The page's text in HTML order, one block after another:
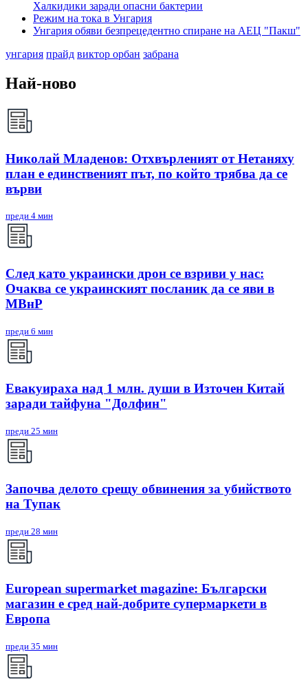
Халкидики заради опасни бактерии
Режим на тока в Унгария
Унгария обяви безпрецедентно спиране на АЕЦ "Пакш"
унгария прайд виктор орбан забрана
Най-ново
Николай Младенов: Отхвърленият от Нетаняху
план е единственият път, по който трябва да се
върви
преди 4 мин
След като украински дрон се взриви у нас:
Очаква се украинският посланик да се яви в
МВнР
преди 6 мин
Евакуираха над 1 млн. души в Източен Китай
заради тайфуна "Долфин"
преди 25 мин
Започва делото срещу обвинения за убийството
на Тупак
преди 28 мин
European supermarket magazine: Български
магазин е сред най-добрите супермаркети в
Европа
преди 35 мин